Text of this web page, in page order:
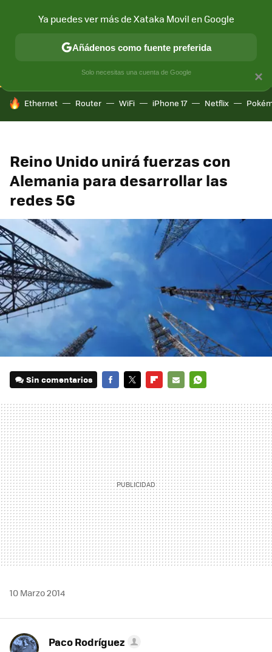
CONECTIVIDAD MÓVIL Y SOCIEDAD APLICACIONES
HOY SE HABLA DE
Ethernet Router WiFi iPhone 17 Netflix
Reino Unido unirá fuerzas con
Alemania para desarrollar las
redes 5G
Sin comentarios
MAIL
10 Marzo 2014
Paco Rodríguez
×
Ya puedes ver más de Xataka Movil en Google
Añádenos como fuente preferida
Solo necesitas una cuenta de Google